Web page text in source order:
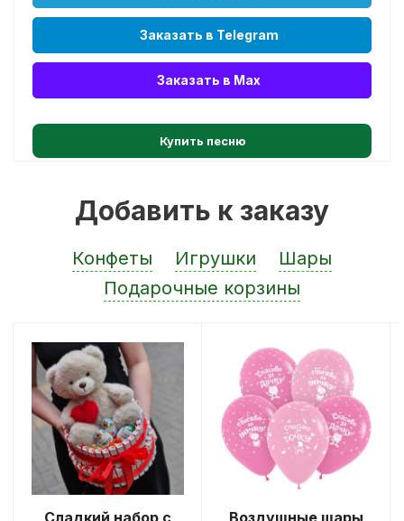
Заказать в Telegram
Заказать в Max
Купить песню
Добавить к заказу
Конфеты Игрушки
Шары
Подарочные корзины
Сладкий набор с Воздушные шары